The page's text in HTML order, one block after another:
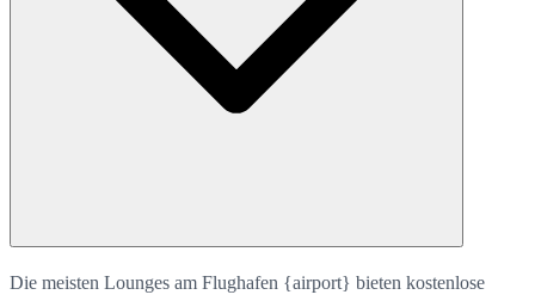
Die meisten Lounges am Flughafen {airport} bieten kostenlose